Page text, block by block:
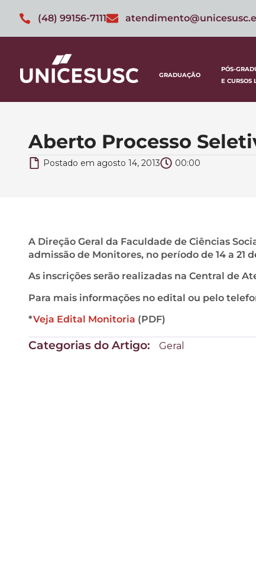
(48) 99156-7111
GRADUAÇÃO
PÓS-
E CURSOS
Aberto Processo
Postado em agosto 14, 2013 00:00
A Direção Geral da Faculdade de Ciências
admissão de Monitores, no período de 14 a 21
As inscrições serão realizadas na Central de
Para mais informações no edital ou pelo
*Veja Edital Monitoria (PDF)
Categorias do Artigo: Geral